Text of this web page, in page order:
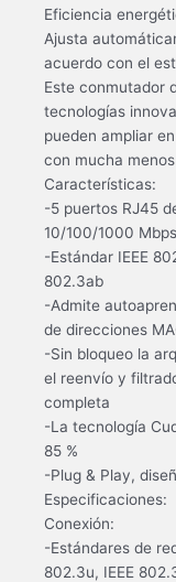
Eficiencia
Ajusta
acuerdo con el
Este conmutador
tecnologías
pueden ampliar
con mucha
Características:
-5 puertos RJ45
10/100/1000
-Estándar IEEE
802.3ab
-Admite
de direcciones
-Sin bloqueo la
el reenvío y
completa
-La tecnología
85 %
-Plug & Play,
Especificaciones:
Conexión:
-Estándares de
802.3u, IEEE